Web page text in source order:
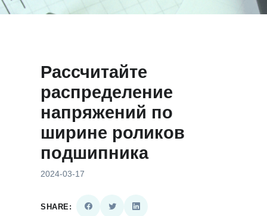
Рассчитайте
распределение
напряжений по
ширине роликов
подшипника
2024-03-17
SHARE: